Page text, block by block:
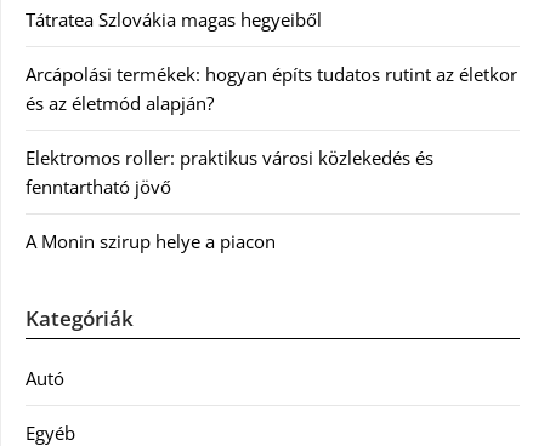
Tátratea Szlovákia magas hegyeiből
Arcápolási termékek: hogyan építs tudatos rutint az életkor
és az életmód alapján?
Elektromos roller: praktikus városi közlekedés és
fenntartható jövő
A Monin szirup helye a piacon
Kategóriák
Autó
Egyéb